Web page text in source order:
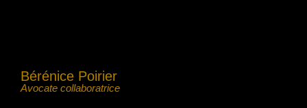
Bérénice Poirier
Avocate collaboratrice